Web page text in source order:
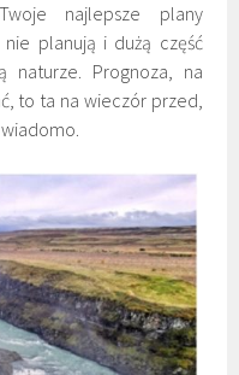
najlepsze plany
planują i dużą część
naturze. Prognoza, na
to ta na wieczór przed,